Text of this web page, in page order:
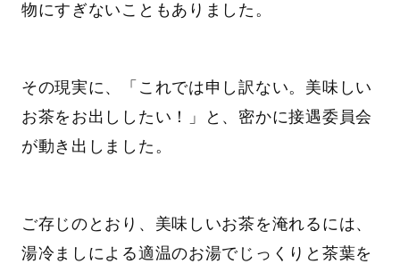
物にすぎないこともありました。
その現実に、「これでは申し訳ない。美味しい
お茶をお出ししたい！」と、密かに接遇委員会
が動き出しました。
ご存じのとおり、美味しいお茶を淹れるには、
湯冷ましによる適温のお湯でじっくりと茶葉を